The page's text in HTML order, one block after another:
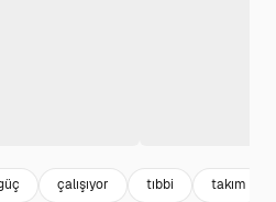
çalışıyor tıbbi takım